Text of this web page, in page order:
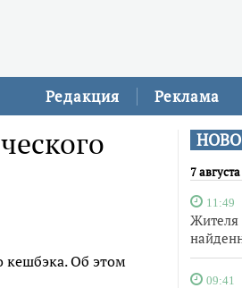
Редакция Реклама
7
11:49
Жителя
09:41
кешбэка. Об этом